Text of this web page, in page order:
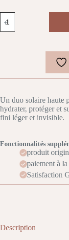
de
Clarins
Haute
Protection
SPF
Un duo solaire haute
hydrater, protéger et
fini léger et invisible.
Fonctionnalités
produit
paiement à
Satisfaction
Description